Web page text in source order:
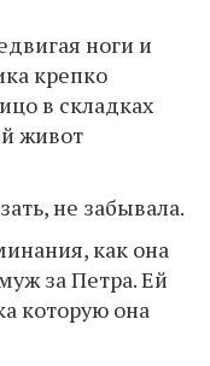
ноги и
крепко
в складках
живот
не забывала.
как она
за Петра. Ей
которую она